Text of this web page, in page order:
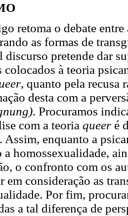
retoma o debate entre
as formas de
discurso pretende dar
colocados à teoria
, quanto pela recusa
desta com a
. Procuramos
com a teoria queer é
Assim, enquanto a
homossexualidade,
o confronto com os
em consideração as
Por fim,
a tal diferença de